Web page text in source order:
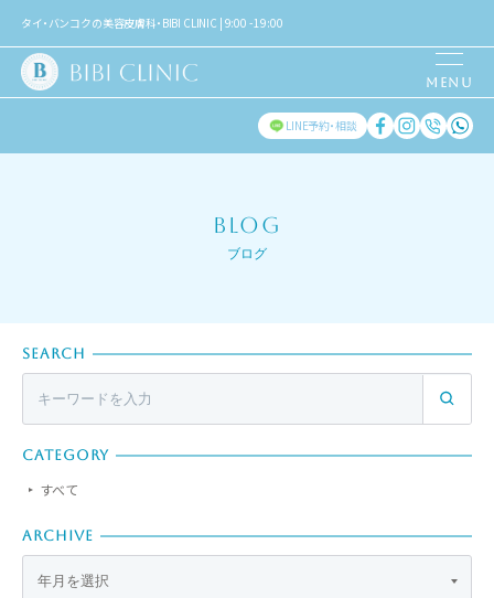
タイ・バンコクの美容皮膚科・BIBI CLINIC | 9:00 - 19:00
LINE予約・相談
BLOG
ブログ
SEARCH
CATEGORY
すべて
ARCHIVE